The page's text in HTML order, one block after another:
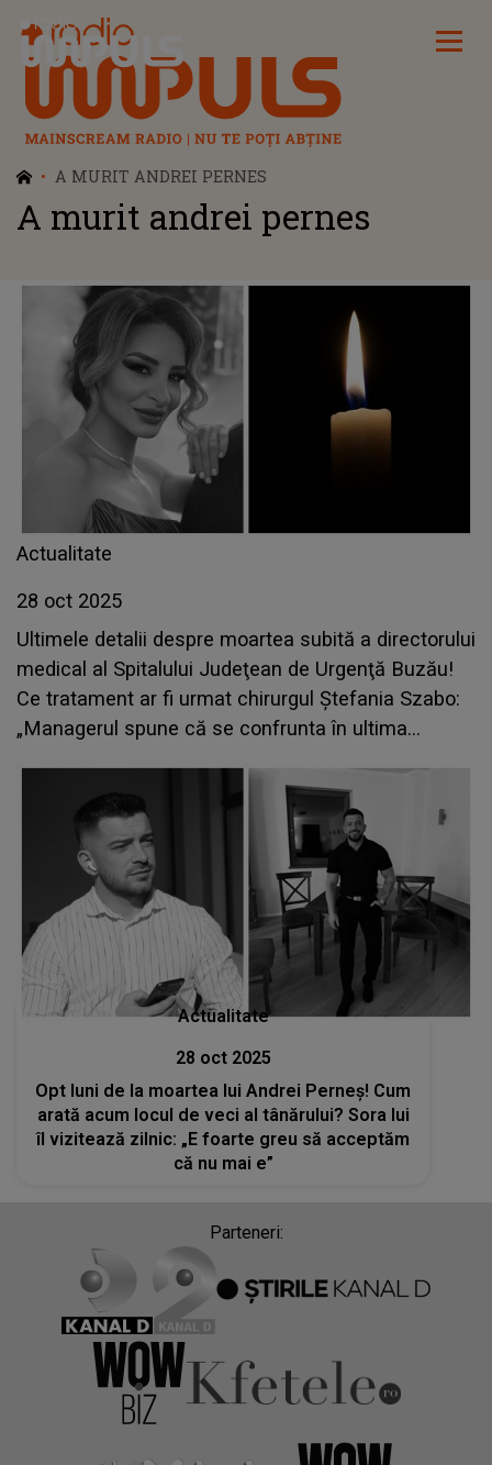
Radio Impuls
A MURIT ANDREI PERNES
A murit andrei pernes
Actualitate
28 oct 2025
Ultimele detalii despre moartea subită a directorului
medical al Spitalului Judeţean de Urgenţă Buzău!
Ce tratament ar fi urmat chirurgul Ştefania Szabo:
„Managerul spune că se confrunta în ultima
Actualitate
28 oct 2025
Opt luni de la moartea lui Andrei Perneș! Cum
arată acum locul de veci al tânărului? Sora lui
îl vizitează zilnic: „E foarte greu să acceptăm
că nu mai e”
Parteneri: